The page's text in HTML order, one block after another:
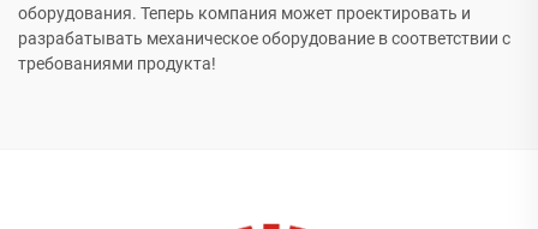
оборудования. Теперь компания может проектировать и
разрабатывать механическое оборудование в соответствии с
требованиями продукта!